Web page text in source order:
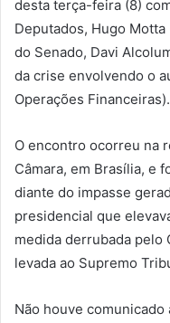
desta terça-feira (8)
Deputados, Hugo
do Senado, Davi
da crise envolvendo o
Operações
O encontro ocorreu na
Câmara, em Brasília, e
diante do impasse
presidencial que
medida derrubada
levada ao Supremo
Não houve